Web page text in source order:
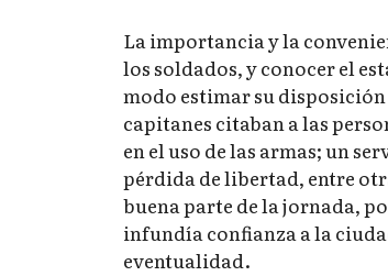
La importancia y la
los soldados, y conocer el
modo estimar su disposición
capitanes citaban a las
en el uso de las armas; un
pérdida de libertad, entre
buena parte de la jornada,
infundía confianza a la
eventualidad.